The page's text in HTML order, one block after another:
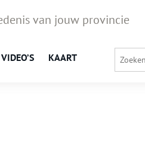
van jouw provincie
VIDEO’S KAART